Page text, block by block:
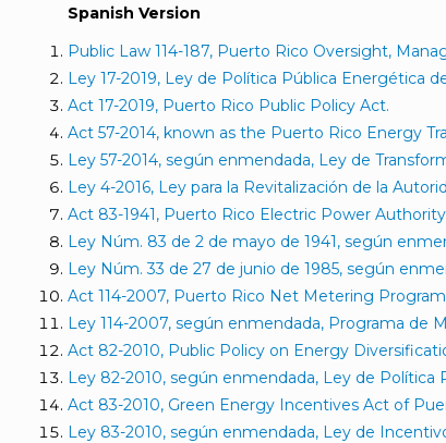
Spanish Version
Public Law 114-187, Puerto Rico Oversight,
Ley 17-2019, Ley de Política Pública Energética
Act 17-2019, Puerto Rico Public Policy Act.
Act 57-2014, known as the Puerto Rico Energy
Ley 57-2014, según enmendada, Ley de
Ley 4-2016, Ley para la Revitalización de la
Act 83-1941, Puerto Rico Electric Power
Ley Núm. 83 de 2 de mayo de 1941, según
Ley Núm. 33 de 27 de junio de 1985, según
Act 114-2007, Puerto Rico Net Metering
Ley 114-2007, según enmendada, Programa de
Act 82-2010, Public Policy on Energy
Ley 82-2010, según enmendada, Ley de
Act 83-2010, Green Energy Incentives Act of
Ley 83-2010, según enmendada, Ley de